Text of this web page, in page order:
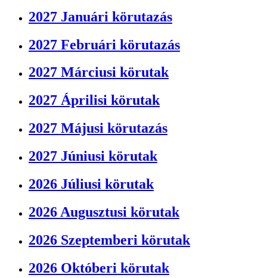
2027 Januári körutazás
2027 Februári körutazás
2027 Márciusi körutak
2027 Áprilisi körutak
2027 Májusi körutazás
2027 Júniusi körutak
2026 Júliusi körutak
2026 Augusztusi körutak
2026 Szeptemberi körutak
2026 Októberi körutak